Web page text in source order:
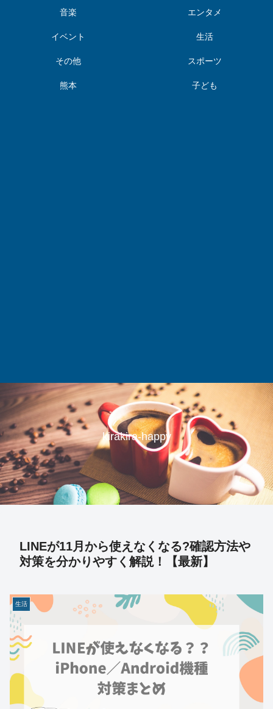
kirakira-happy
音楽 エンタメ
イベント 生活
その他 スポーツ
熊本 子ども
LINEが11月から使えなくなる?確認方法や
対策を分かりやすく解説！【最新】
生活